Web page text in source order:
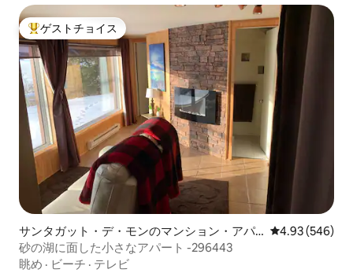
大好評のゲストチョイスです。
ゲストチョイス
サンタガット・デ・モンのマンション・アパ
ート
レビュー546
4.93 (546)
砂の湖に面した小さなアパート -296443
眺め · ビーチ · テレビ